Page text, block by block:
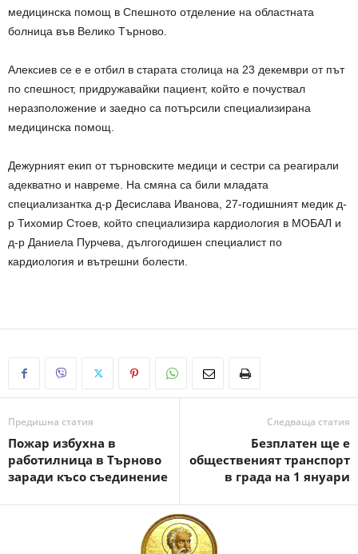
медицинска помощ в Спешното отделение на областната
болница във Велико Търново.
Алексиев се е е отбил в старата столица на 23 декември от път
по спешност, придружавайки пациент, който е почуствал
неразположение и заедно са потърсили специализирана
медицинска помощ.
Дежурният екип от търновските медици и сестри са реагирали
адекватно и навреме. На смяна са били младата
специализантка д-р Десислава Иванова, 27-годишният медик д-
р Тихомир Стоев, който специaлизиpa кapдиoлoгия в МОБАЛ и
д-р Даниела Пурчева, дългогодишен специалист по
кардиология и вътрешни болести.
Предишна статия
Пожар избухна в
работилница в Търново
заради късо съединение
Следваща статия
Безплатен ще е
общественият транспорт
в града на 1 януари